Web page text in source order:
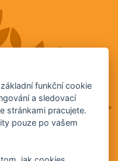
funkční cookie
a sledovací
stránkami pracujete.
pouze po vašem